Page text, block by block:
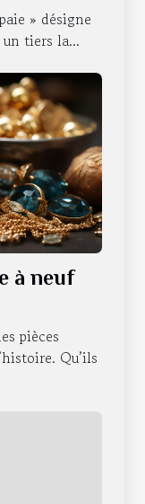
» désigne
tiers la...
à neuf
pièces
Qu’ils